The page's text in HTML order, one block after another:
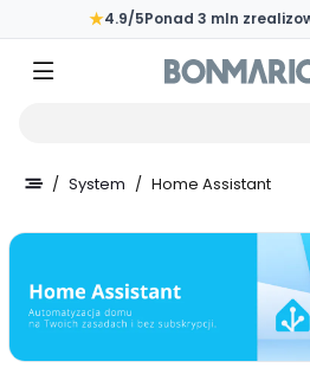
Przejdź do głównej zawartości strony
★4.9/5Ponad 3 mln
/ System / Home Assistant